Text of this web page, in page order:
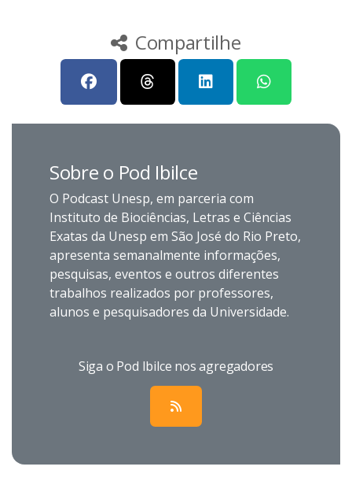
Compartilhe
Sobre o Pod Ibilce
O Podcast Unesp, em parceria com
Instituto de Biociências, Letras e Ciências
Exatas da Unesp em São José do Rio Preto,
apresenta semanalmente informações,
pesquisas, eventos e outros diferentes
trabalhos realizados por professores,
alunos e pesquisadores da Universidade.
Siga o Pod Ibilce nos agregadores